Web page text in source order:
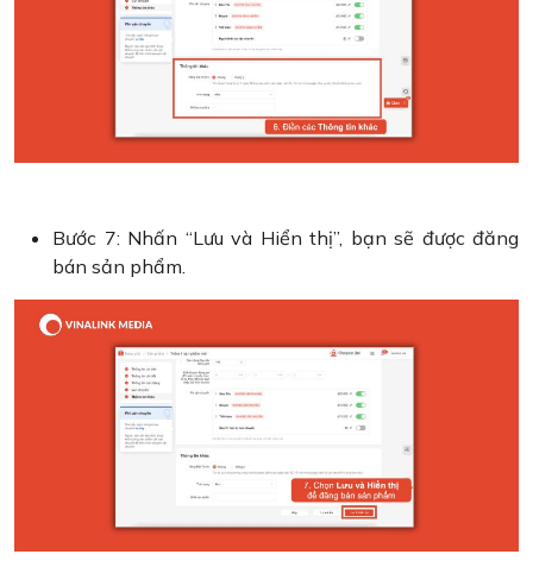
Bước 7: Nhấn “Lưu và Hiển thị”, bạn sẽ được đăng
bán sản phẩm.